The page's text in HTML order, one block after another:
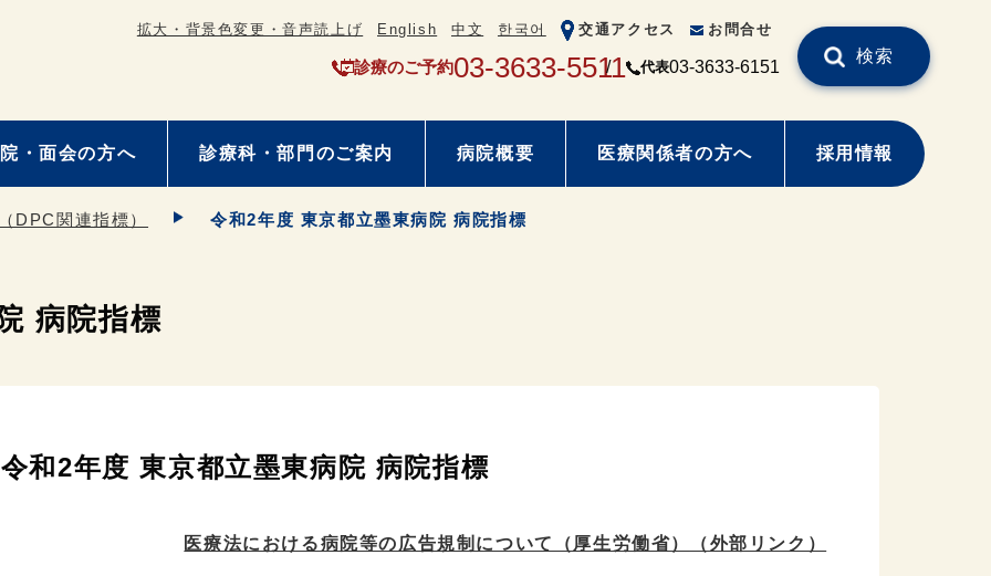
拡大・背景色変更・音声読上げ English 中文 한국어 交通アクセス お問合せ
診療のご予約03-3633-5511 代表03-3633-6151
検索
・面会の方へ 診療科・部門のご案内 病院概要 医療関係者の方へ 採用情報
DPC関連指標） 令和2年度 東京都立墨東病院 病院指標
病院指標
令和2年度 東京都立墨東病院 病院指標
医療法における病院等の広告規制について（厚生労働省） （外部リンク）